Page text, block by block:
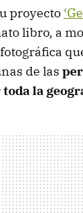
proyecto
libro, a
de las
la